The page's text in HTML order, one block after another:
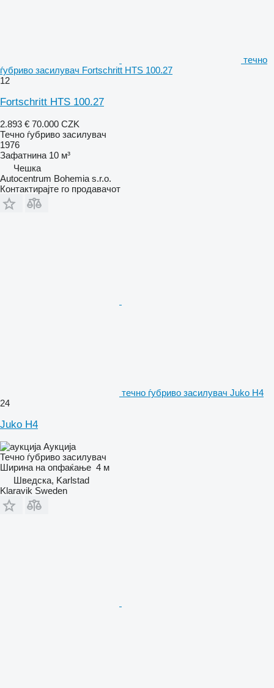
течно
ѓубриво засилувач Fortschritt HTS 100.27
12
Fortschritt HTS 100.27
2.893 € 70.000 CZK
Течно ѓубриво засилувач
1976
Зафатнина 10 м³
Чешка
Autocentrum Bohemia s.r.o.
Контактирајте го продавачот
течно ѓубриво засилувач Juko H4
24
Juko H4
Аукција
Течно ѓубриво засилувач
Ширина на опфаќање 4 м
Шведска, Karlstad
Klaravik Sweden